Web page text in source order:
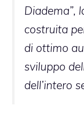
Diadema”,
costruita
di ottimo
sviluppo
dell’intero